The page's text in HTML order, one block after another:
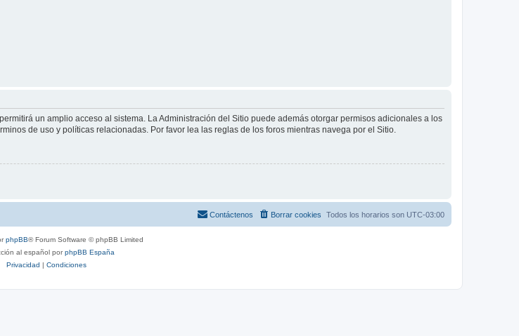
un amplio acceso al sistema. La Administración del Sitio puede además otorgar permisos adicionales a los
de uso y políticas relacionadas. Por favor lea las reglas de los foros mientras navega por el Sitio.
Todos los horarios son UTC-03:00
Borrar cookies
Contáctenos
phpBB® Forum Software © phpBB Limited
al español porphpBB España
Privacidad | Condiciones